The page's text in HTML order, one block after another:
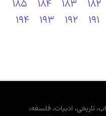
182
183
184
185
191
192
193
194
تاریخی، ادبیات، فلسفه،